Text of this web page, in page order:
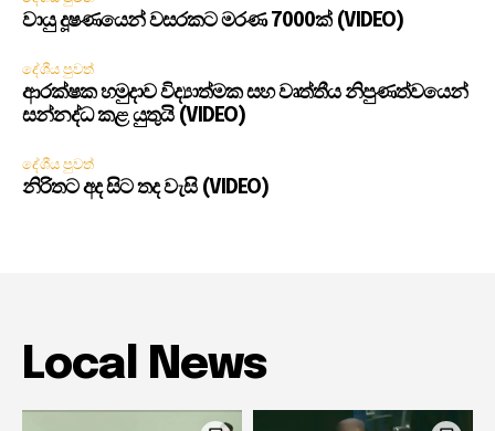
වායු දූෂණයෙන් වසරකට මරණ 7000ක් (VIDEO)
දේශීය පුවත්
ආරක්ෂක හමුදාව විද්‍යාත්මක සහ වෘත්තීය නිපුණත්වයෙන්
සන්නද්ධ කළ යුතුයි (VIDEO)
දේශීය පුවත්
නිරිතට අද සිට තද වැසි (VIDEO)
Local News